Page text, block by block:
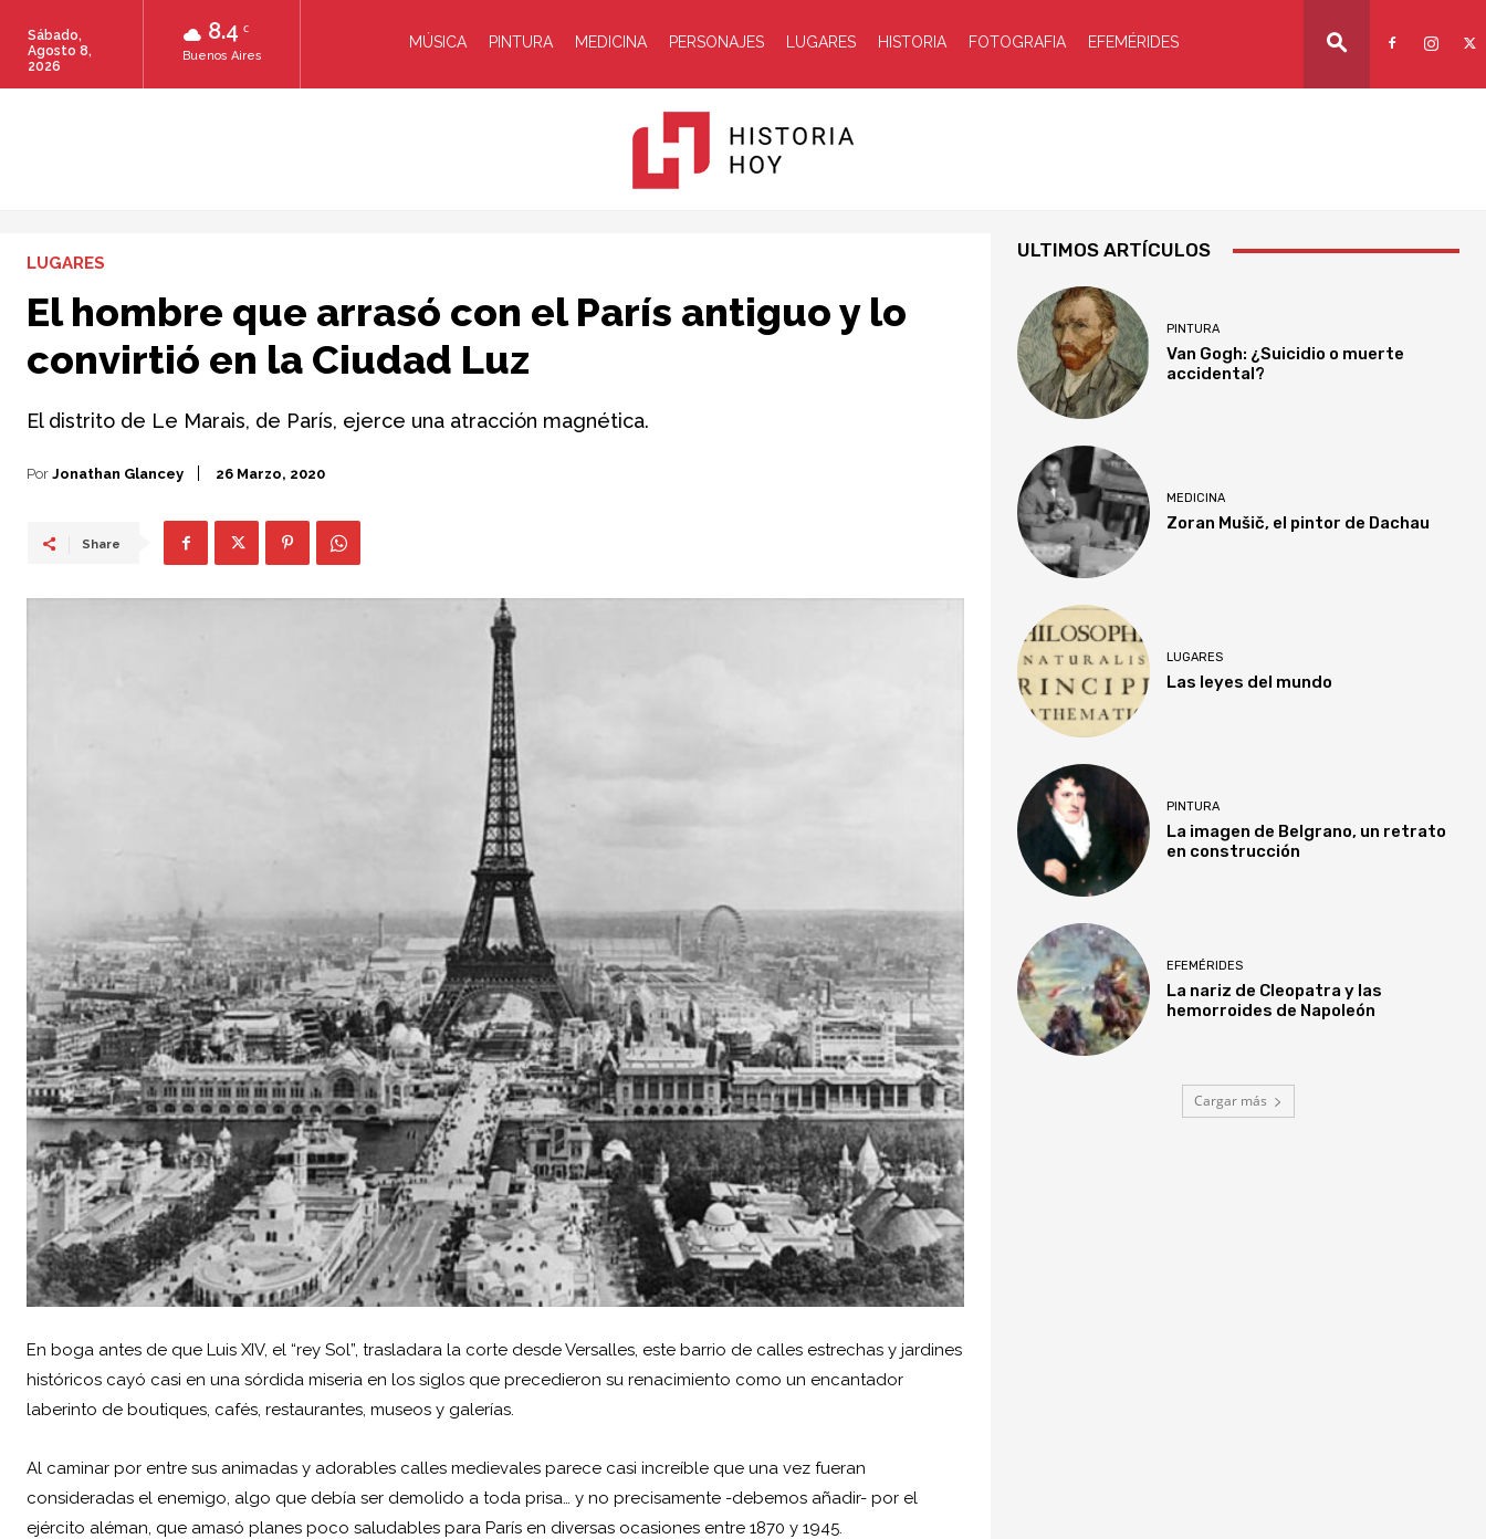
8.4 C
Buenos Aires
Sábado,
Agosto 8,
2026
MÚSICA PINTURA MEDICINA PERSONAJES LUGARES HISTORIA FOTOGRAFIA EFEMÉRIDES
LUGARES
El hombre que arrasó con el París antiguo y lo
convirtió en la Ciudad Luz
El distrito de Le Marais, de París, ejerce una atracción magnética.
Por Jonathan Glancey 26 Marzo, 2020
Share
En boga antes de que Luis XIV, el “rey Sol”, trasladara la corte desde Versalles, este barrio de calles estrechas y jardines
históricos cayó casi en una sórdida miseria en los siglos que precedieron su renacimiento como un encantador
laberinto de boutiques, cafés, restaurantes, museos y galerías.
Al caminar por entre sus animadas y adorables calles medievales parece casi increíble que una vez fueran
consideradas el enemigo, algo que debía ser demolido a toda prisa… y no precisamente -debemos añadir- por el
ejército aléman, que amasó planes poco saludables para París en diversas ocasiones entre 1870 y 1945.
ULTIMOS ARTÍCULOS
PINTURA
Van Gogh: ¿Suicidio o muerte
accidental?
MEDICINA
Zoran Mušič, el pintor de Dachau
LUGARES
Las leyes del mundo
PINTURA
La imagen de Belgrano, un retrato
en construcción
EFEMÉRIDES
La nariz de Cleopatra y las
hemorroides de Napoleón
Cargar más